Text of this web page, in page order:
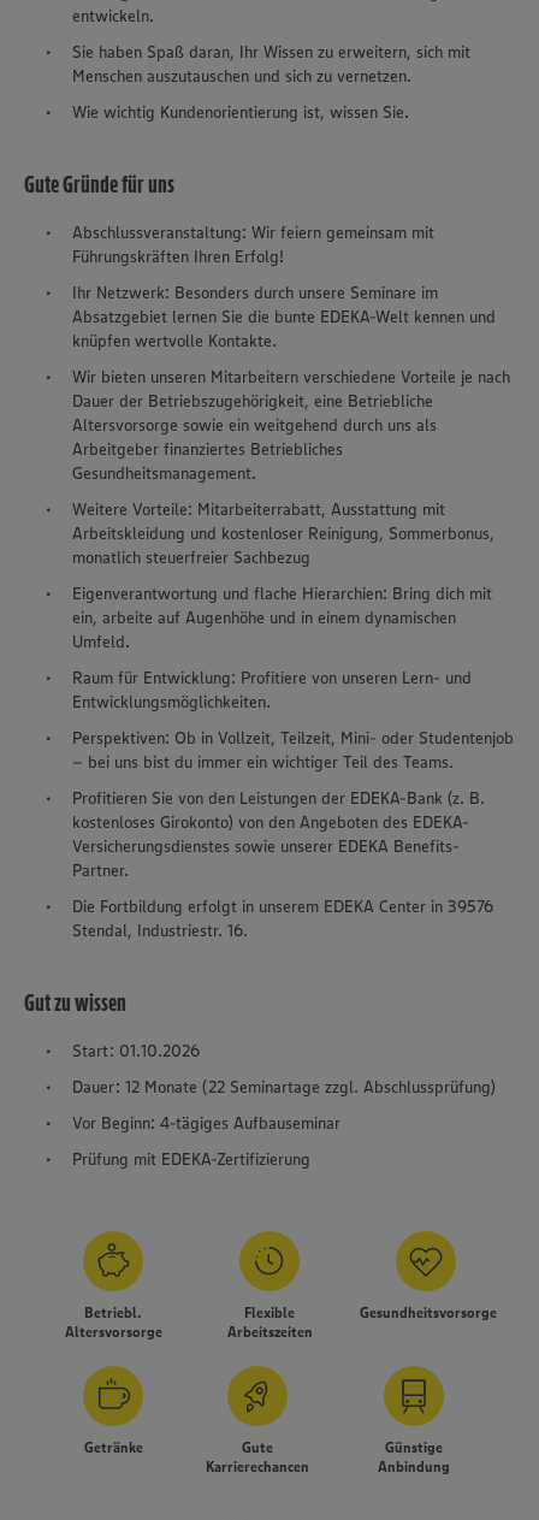
entwickeln.
Sie haben Spaß daran, Ihr Wissen zu erweitern, sich mit
Menschen auszutauschen und sich zu vernetzen.
Wie wichtig Kundenorientierung ist, wissen Sie.
Gute Gründe für uns
Abschlussveranstaltung: Wir feiern gemeinsam mit
Führungskräften Ihren Erfolg!
Ihr Netzwerk: Besonders durch unsere Seminare im
Absatzgebiet lernen Sie die bunte EDEKA-Welt kennen und
knüpfen wertvolle Kontakte.
Wir bieten unseren Mitarbeitern verschiedene Vorteile je nach
Dauer der Betriebszugehörigkeit, eine Betriebliche
Altersvorsorge sowie ein weitgehend durch uns als
Arbeitgeber finanziertes Betriebliches
Gesundheitsmanagement.
Weitere Vorteile: Mitarbeiterrabatt, Ausstattung mit
Arbeitskleidung und kostenloser Reinigung, Sommerbonus,
monatlich steuerfreier Sachbezug
Eigenverantwortung und flache Hierarchien: Bring dich mit
ein, arbeite auf Augenhöhe und in einem dynamischen
Umfeld.
Raum für Entwicklung: Profitiere von unseren Lern- und
Entwicklungsmöglichkeiten.
Perspektiven: Ob in Vollzeit, Teilzeit, Mini- oder Studentenjob
– bei uns bist du immer ein wichtiger Teil des Teams.
Profitieren Sie von den Leistungen der EDEKA-Bank (z. B.
kostenloses Girokonto) von den Angeboten des EDEKA-
Versicherungsdienstes sowie unserer EDEKA Benefits-
Partner.
Die Fortbildung erfolgt in unserem EDEKA Center in 39576
Stendal, Industriestr. 16.
Gut zu wissen
Start: 01.10.2026
Dauer: 12 Monate (22 Seminartage zzgl. Abschlussprüfung)
Vor Beginn: 4-tägiges Aufbauseminar
Prüfung mit EDEKA-Zertifizierung
Betriebl.
Altersvorsorge
Flexible
Arbeitszeiten
Gesundheitsvorsorge
Getränke
Gute
Karrierechancen
Günstige
Anbindung